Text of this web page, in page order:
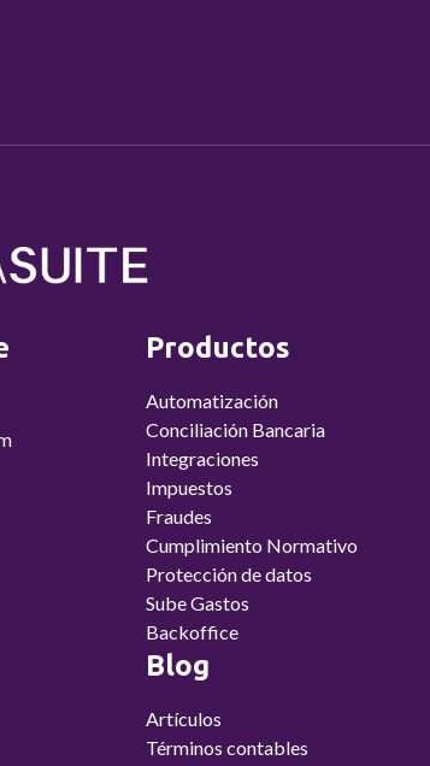
Productos
Automatización
Conciliación Bancaria
Integraciones
Impuestos
Fraudes
Cumplimiento Normativo
Protección de datos
Sube Gastos
Backoffice
Blog
Artículos
Términos contables